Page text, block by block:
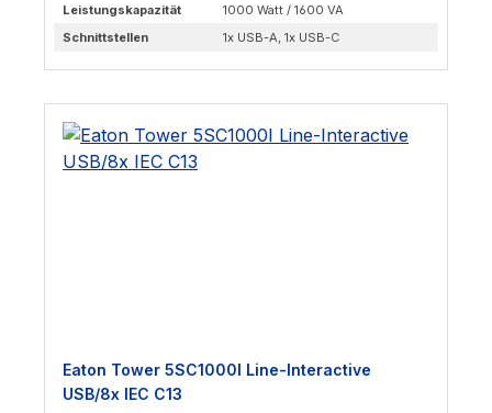
Leistungskapazität
1000 Watt / 1600 VA
Schnittstellen
1x USB-A, 1x USB-C
Eaton Tower 5SC1000I Line-Interactive
USB/8x IEC C13